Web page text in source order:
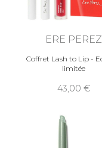
ERE PEREZ
Coffret Lash to Lip -
limitée
43,00